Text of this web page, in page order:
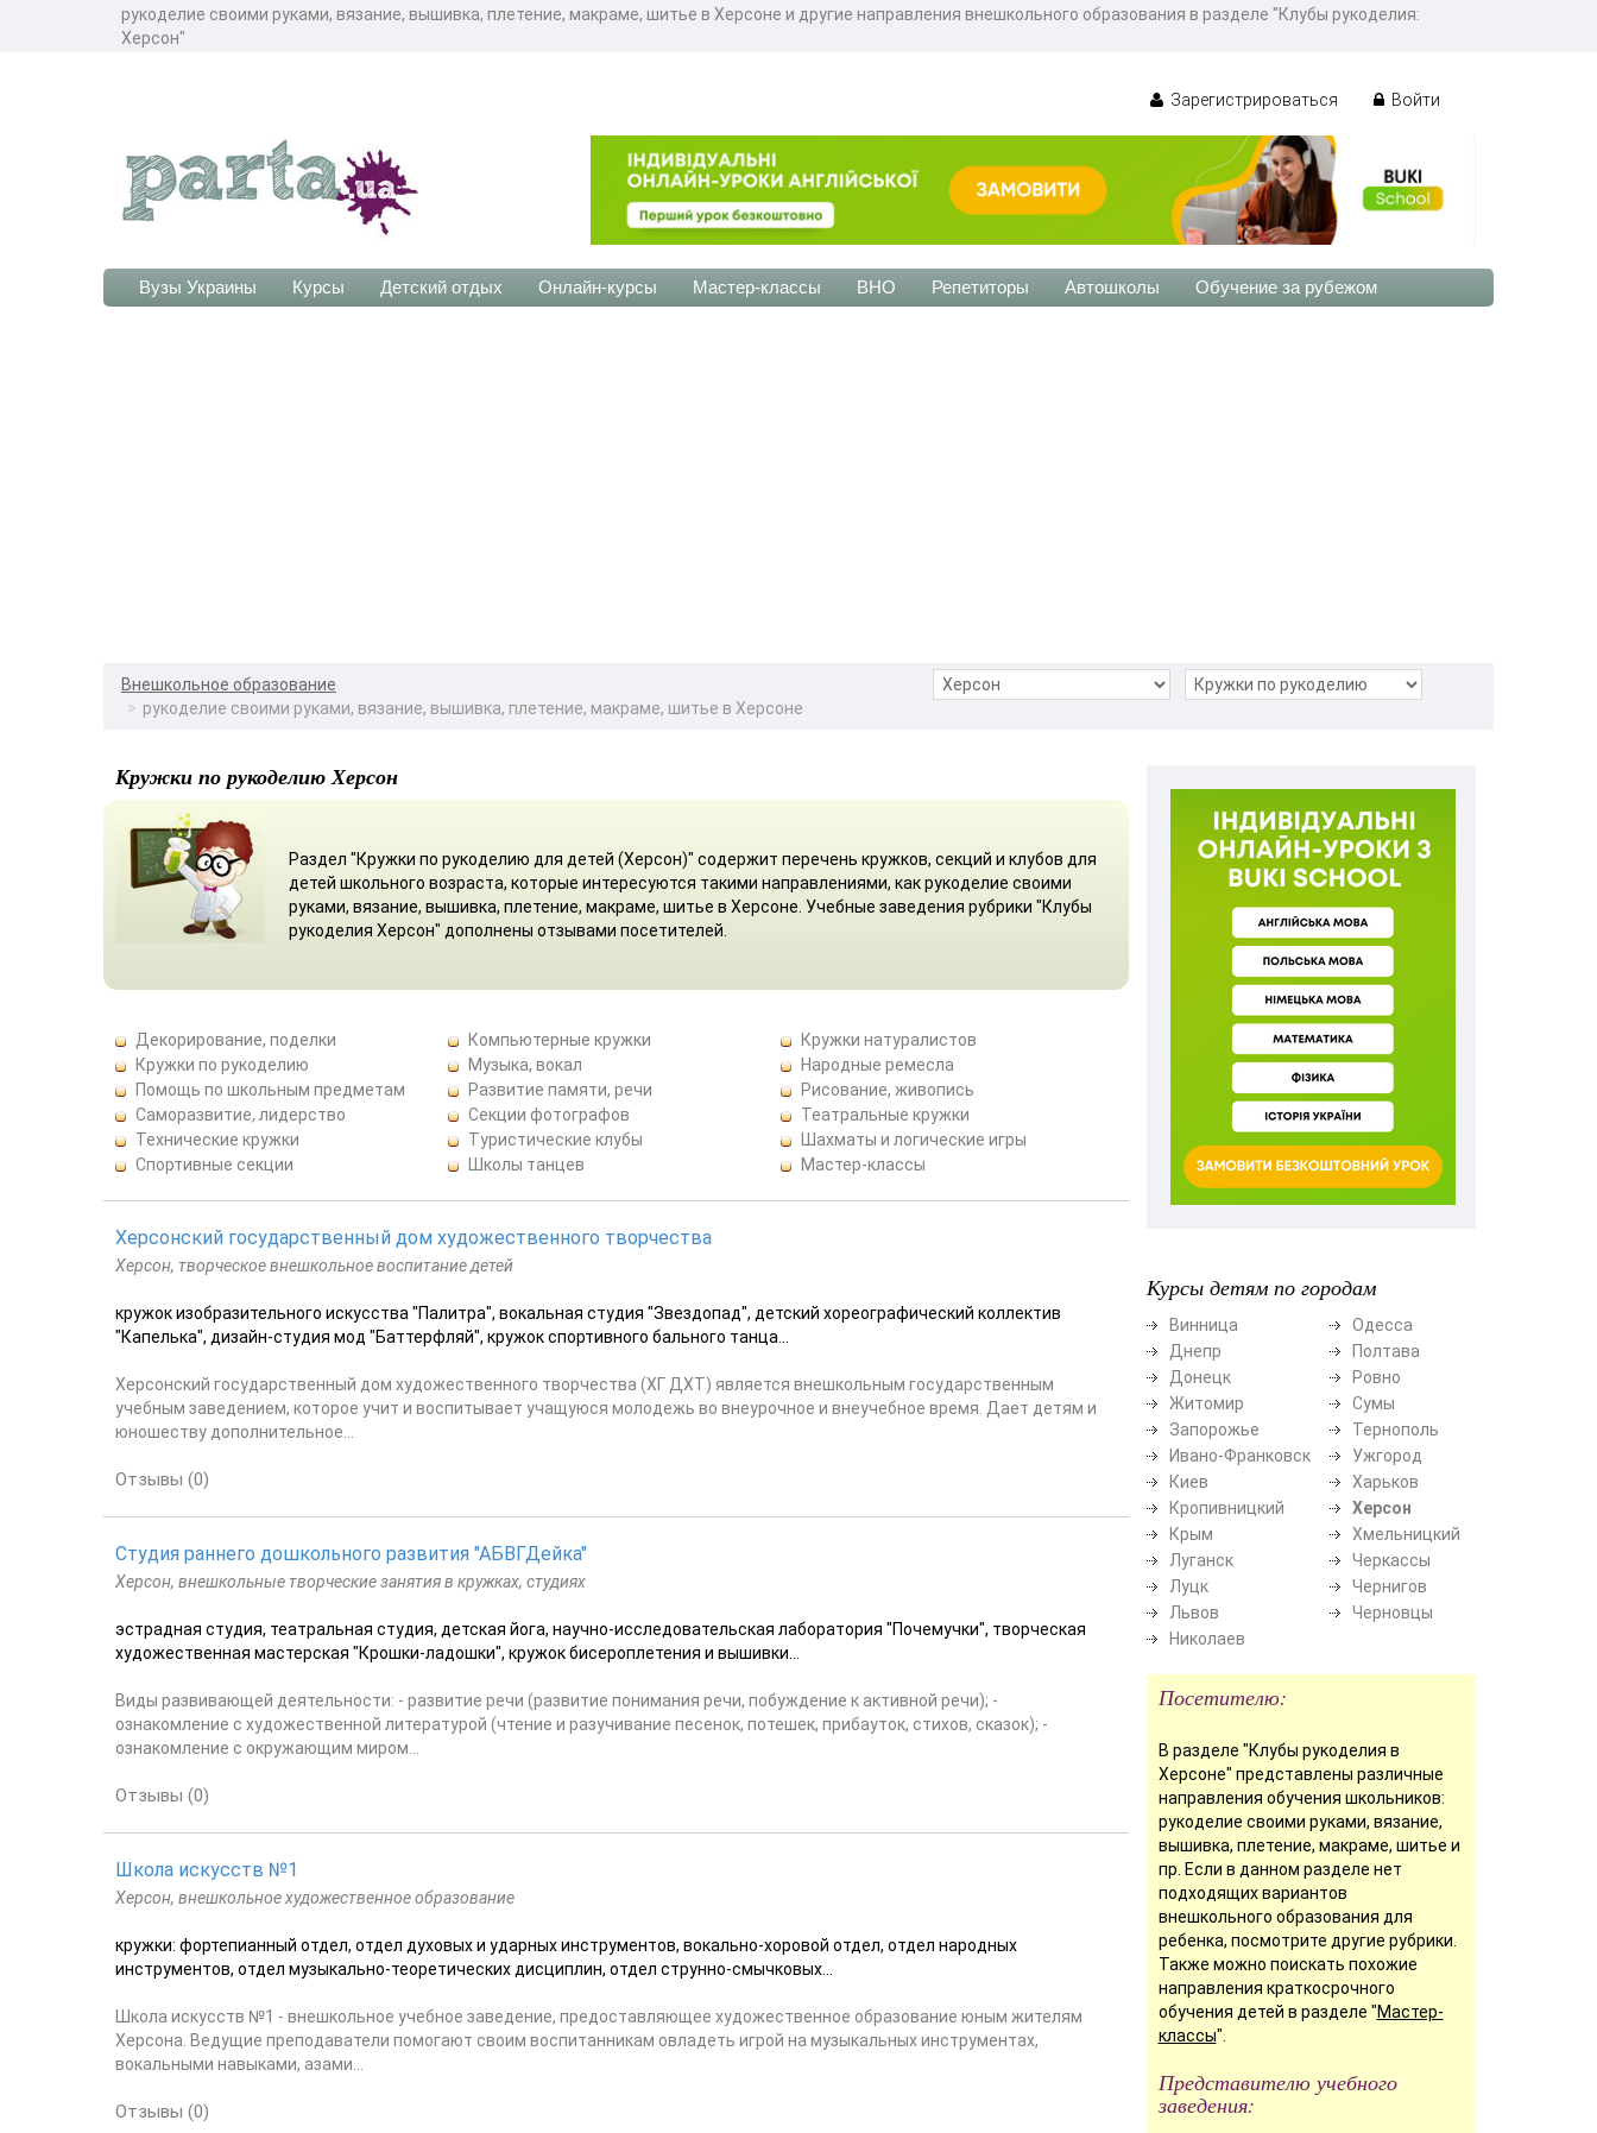
рукоделие своими руками, вязание, вышивка, плетение, макраме, шитье в Херсоне и другие направления внешкольного образования в разделе "Клубы рукоделия:
Херсон"
Зарегистрироваться Войти
Вузы Украины Курсы Детский отдых Онлайн-курсы Мастер-классы ВНО Репетиторы Автошколы Обучение за рубежом
Внешкольное образование
рукоделие своими руками, вязание, вышивка, плетение, макраме, шитье в Херсоне
Кружки по рукоделию Херсон
Раздел "Кружки по рукоделию для детей (Херсон)" содержит перечень кружков, секций и клубов для
детей школьного возраста, которые интересуются такими направлениями, как рукоделие своими
руками, вязание, вышивка, плетение, макраме, шитье в Херсоне. Учебные заведения рубрики "Клубы
рукоделия Херсон" дополнены отзывами посетителей.
Декорирование, поделки Компьютерные кружки
Кружки натуралистов
Кружки по рукоделию
Музыка, вокал
Народные ремесла
Помощь по школьным предметам
Развитие памяти, речи
Рисование, живопись
Саморазвитие, лидерство
Секции фотографов
Театральные кружки
Технические кружки
Туристические клубы
Шахматы и логические игры
Спортивные секции
Школы танцев Мастер-классы
Херсонский государственный дом художественного творчества
Херсон, творческое внешкольное воспитание детей
кружок изобразительного искусства "Палитра", вокальная студия "Звездопад", детский хореографический коллектив
"Капелька", дизайн-студия мод "Баттерфляй", кружок спортивного бального танца...
Херсонский государственный дом художественного творчества (ХГ ДХТ) является внешкольным государственным
учебным заведением, которое учит и воспитывает учащуюся молодежь во внеурочное и внеучебное время. Дает детям и
юношеству дополнительное...
Отзывы (0)
Студия раннего дошкольного развития "АБВГДейка"
Херсон, внешкольные творческие занятия в кружках, студиях
эстрадная студия, театральная студия, детская йога, научно-исследовательская лаборатория "Почемучки", творческая
художественная мастерская "Крошки-ладошки", кружок бисероплетения и вышивки...
Виды развивающей деятельности: - развитие речи (развитие понимания речи, побуждение к активной речи); -
ознакомление с художественной литературой (чтение и разучивание песенок, потешек, прибауток, стихов, сказок); -
ознакомление с окружающим миром...
Отзывы (0)
Школа искусств №1
Херсон, внешкольное художественное образование
кружки: фортепианный отдел, отдел духовых и ударных инструментов, вокально-хоровой отдел, отдел народных
инструментов, отдел музыкально-теоретических дисциплин, отдел струнно-смычковых...
Школа искусств №1 - внешкольное учебное заведение, предоставляющее художественное образование юным жителям
Херсона. Ведущие преподаватели помогают своим воспитанникам овладеть игрой на музыкальных инструментах,
вокальными навыками, азами...
Отзывы (0)
Курсы детям по городам
Винница
Днепр
Донецк
Житомир
Запорожье
Ивано-Франковск
Киев
Кропивницкий
Крым
Луганск
Луцк
Львов
Николаев
Одесса
Полтава
Ровно
Сумы
Тернополь
Ужгород
Харьков
Херсон
Хмельницкий
Черкассы
Чернигов
Черновцы
Посетителю:
В разделе "Клубы рукоделия в
Херсоне" представлены различные
направления обучения школьников:
рукоделие своими руками, вязание,
вышивка, плетение, макраме, шитье и
пр. Если в данном разделе нет
подходящих вариантов
внешкольного образования для
ребенка, посмотрите другие рубрики.
Также можно поискать похожие
направления краткосрочного
обучения детей в разделе "Мастер-
классы".
Представителю учебного
заведения: